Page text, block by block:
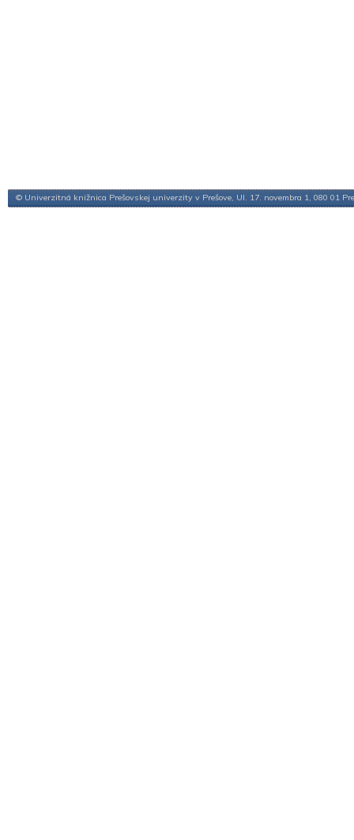
© Univerzitná knižnica Prešovskej univerzity v Prešove, Ul. 17. novembra 1, 080 01